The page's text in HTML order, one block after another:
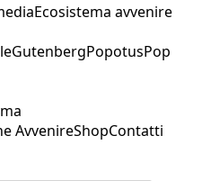
Ecosistema avvenire
GutenbergPopotusPop
AvvenireShopContatti